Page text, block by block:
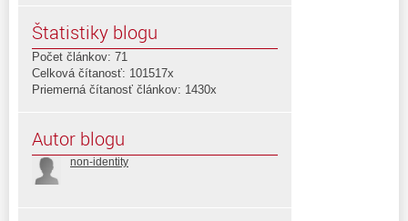
Štatistiky blogu
Počet článkov: 71
Celková čítanosť: 101517x
Priemerná čítanosť článkov: 1430x
Autor blogu
non-identity